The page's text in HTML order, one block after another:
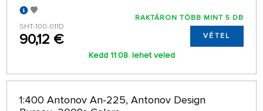
SHT-100-011D
90,12 €
RAKTÁRON TÖBB MINT 5 DB
VÉTEL
Kedd 11.08. lehet veled
1:400 Antonov An-225, Antonov Design